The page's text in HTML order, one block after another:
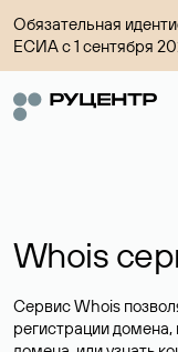
Обязательная
ЕСИА с 1 сентября
Whois
Сервис Whois
регистрации